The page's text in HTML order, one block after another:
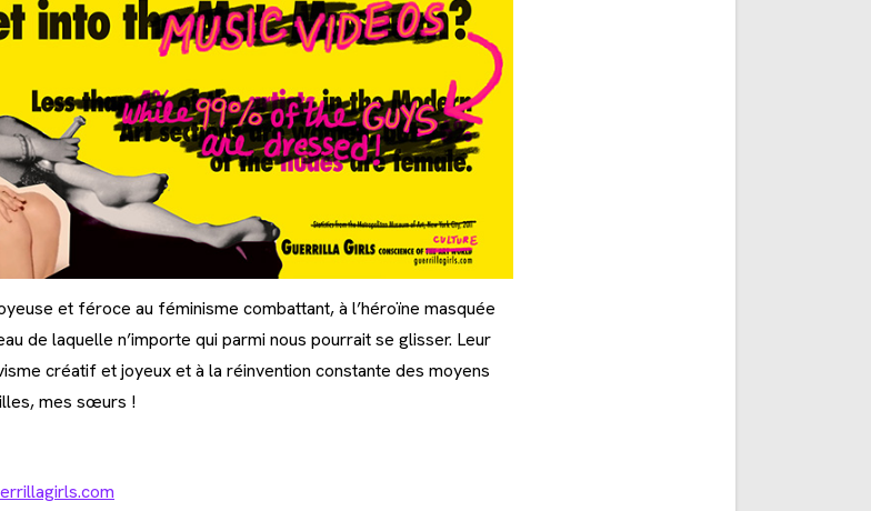
et féroce au féminisme combattant, à l’héroïne masquée
de laquelle n’importe qui parmi nous pourrait se glisser. Leur
créatif et joyeux et à la réinvention constante des moyens
mes sœurs !